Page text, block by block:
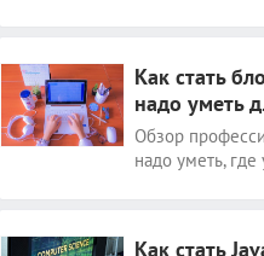
Как стать
надо уметь
Обзор
надо уметь, где
Как стать